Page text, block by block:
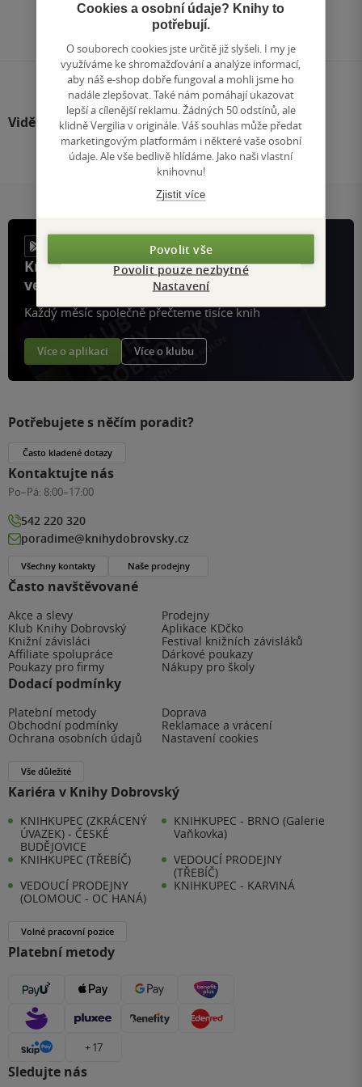
na
stránku
Viděli jste
Knihy, recenze a klubové výhody
ve vaší kapse a naší appce KDčko
Každý měsíc společně přečteme tisíce knih
Více o aplikaci Více o klubu
Často navštěvované
Akce a slevy
Prodejny
Klub Knihy Dobrovský
Aplikace KDčko
Knižní závisláci
Festival knižních závisláků
Affiliate spolupráce
Dárkové poukazy
Poukazy pro firmy
Nákupy pro školy
Dodací podmínky
Platební metody
Doprava
Obchodní podmínky
Reklamace a vrácení
Ochrana osobních údajů
Nastavení cookies
Vše důležité
Kariéra v Knihy Dobrovský
KNIHKUPEC (ZKRÁCENÝ
ÚVAZEK) - ČESKÉ
BUDĚJOVICE
KNIHKUPEC - BRNO (Galerie
Vaňkovka)
KNIHKUPEC (TŘEBÍČ)
VEDOUCÍ PRODEJNY
(TŘEBÍČ)
VEDOUCÍ PRODEJNY
(OLOMOUC - OC HANÁ)
KNIHKUPEC - KARVINÁ
Volné pracovní pozice
Platební metody
+ 17
Sledujte nás
Potřebujete s něčím poradit?
Často kladené dotazy
Kontaktujte nás
Po–Pá: 8:00–17:00
542 220 320
poradime@knihydobrovsky.cz
Všechny kontakty Naše prodejny
Cookies a osobní údaje? Knihy to
potřebují.
O souborech cookies jste určitě již slyšeli. I my je
využíváme ke shromažďování a analýze informací,
aby náš e-shop dobře fungoval a mohli jsme ho
nadále zlepšovat. Také nám pomáhají ukazovat
lepší a cílenější reklamu. Žádných 50 odstínů, ale
klidně Vergilia v originále. Váš souhlas může předat
marketingovým platformám i některé vaše osobní
údaje. Ale vše bedlivě hlídáme. Jako naši vlastní
knihovnu!
Zjistit více
Povolit vše
Povolit pouze nezbytné
Nastavení